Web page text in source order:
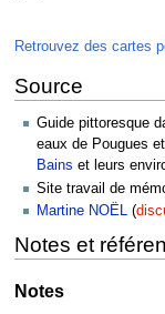
Retrouvez des cartes
Source
Guide pittoresque
eaux de Pougues et
Bains et leurs
Site travail de
Martine NOËL (
Notes et
Notes